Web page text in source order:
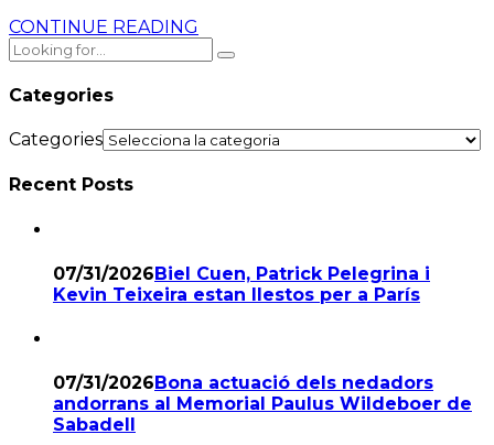
CONTINUE READING
Categories
Categories
Recent Posts
07/31/2026Biel Cuen, Patrick Pelegrina i
Kevin Teixeira estan llestos per a París
07/31/2026 Bona actuació dels nedadors
andorrans al Memorial Paulus Wildeboer de
Sabadell